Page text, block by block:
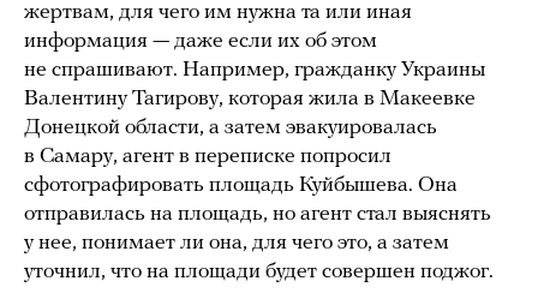
жертвам, для чего им нужна та или иная
информация — даже если их об этом
не спрашивают. Например, гражданку Украины
Валентину Тагирову, которая жила в Макеевке
Донецкой области, а затем эвакуировалась
в Самару, агент в переписке попросил
сфотографировать площадь Куйбышева. Она
отправилась на площадь, но агент стал выяснять
у нее, понимает ли она, для чего это, а затем
уточнил, что на площади будет совершен поджог.